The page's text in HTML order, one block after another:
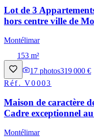
Lot de 3
hors centre ville de
Montélimar
153 m²
17 photos319 000 €
Réf.V0003
Maison de caractère
Cadre exceptionnel
Montélimar